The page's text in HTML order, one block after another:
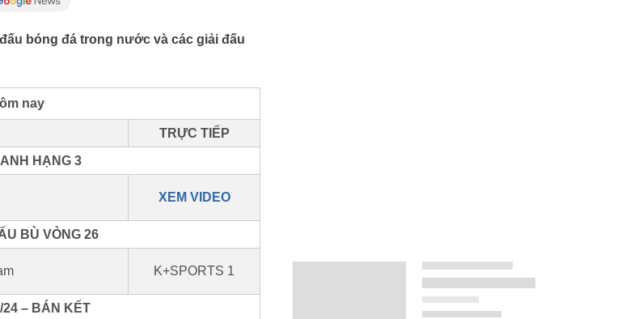
bóng đá trong nước và các giải đấu
nay
TRỰC TIẾP
HẠNG 3
XEM VIDEO
BÙ VÒNG 26
K+SPORTS 1
24 – BÁN KẾT